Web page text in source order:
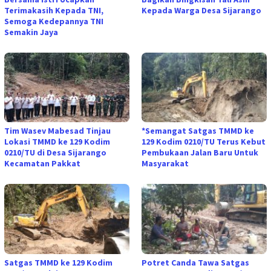
Terimakasih Kepada TNI,
Semoga Kedepannya TNI
Semakin Jaya
Kepada Warga Desa Sijarango
Tim Wasev Mabesad Tinjau
Lokasi TMMD ke 129 Kodim
0210/TU di Desa Sijarango
Kecamatan Pakkat
*Semangat Satgas TMMD ke
129 Kodim 0210/TU Terus Kebut
Pembukaan Jalan Baru Untuk
Masyarakat
Satgas TMMD ke 129 Kodim
Potret Canda Tawa Satgas